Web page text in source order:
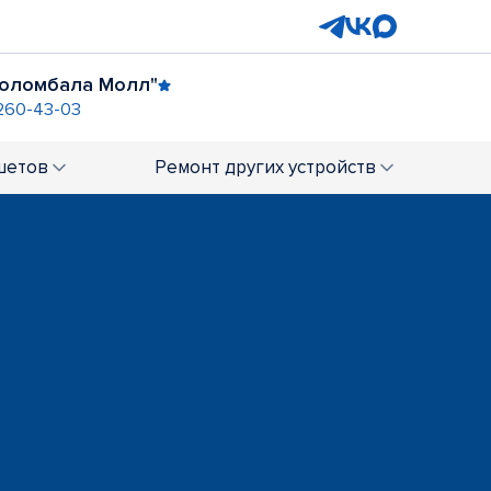
Молл"
43-03
Ремонт других устройств